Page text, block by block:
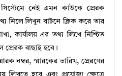
নেই এমন কাউকে প্রেরক
নিলে লিখুন বাটনে ক্লিক করে তার
কার্যালয় এর তথ্য লিখে নিশ্চিত
বাছাই হবে।
নম্বর, স্মারকের তারিখ, প্রেরণের